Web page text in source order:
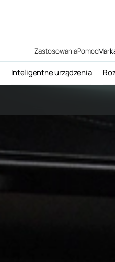
ZastosowaniaPomoc
Inteligentne urządzenia